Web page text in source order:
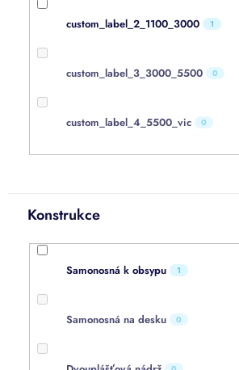
custom_label_2_1100_3000 1
custom_label_3_3000_5500 0
custom_label_4_5500_vic 0
Konstrukce
Samonosná k obsypu 1
Samonosná na desku 0